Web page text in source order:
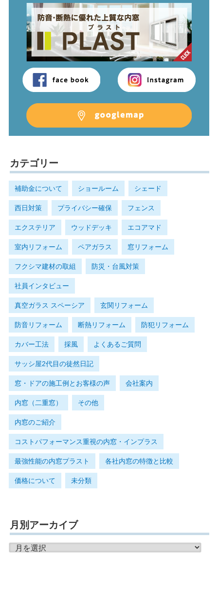
カテゴリー
補助金について ショールーム シェード
西日対策 プライバシー確保 フェンス
エクステリア ウッドデッキ エコアマド
室内リフォーム ペアガラス 窓リフォーム
フクシマ建材の取組
社員インタビュー
防災・台風対策
真空ガラス スペーシア 玄関リフォーム
防音リフォーム 断熱リフォーム 防犯リフォーム
カバー工法 採風 よくあるご質問
サッシ屋2代目の徒然日記
窓・ドアの施工例とお客様の声
内窓（二重窓） その他
会社案内
内窓のご紹介
コストパフォーマンス重視の内窓・インプラス
最強性能の内窓プラスト 各社内窓の特徴と比較
価格について 未分類
月別アーカイブ
月
別